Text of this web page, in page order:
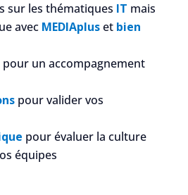
sur les thématiques IT mais
avec MEDIApluset bien
pour un accompagnement
pour valider vos
pour évaluer la culture
équipes